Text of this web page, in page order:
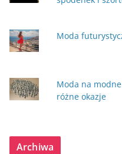
Moda
Moda na
różne okazje
Archiwa